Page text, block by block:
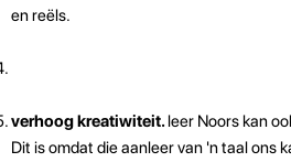
en reëls.
verhoog kreatiwiteit.leer Noors kan
Dit is omdat die aanleer van 'n taal ons